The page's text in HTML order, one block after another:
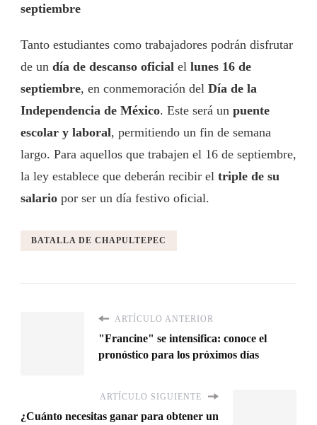
septiembre
Tanto estudiantes como trabajadores podrán disfrutar
de un día de descanso oficial el lunes 16 de
septiembre, en conmemoración del Día de la
Independencia de México. Este será un puente
escolar y laboral, permitiendo un fin de semana
largo. Para aquellos que trabajen el 16 de septiembre,
la ley establece que deberán recibir el triple de su
salario por ser un día festivo oficial.
BATALLA DE CHAPULTEPEC
ARTÍCULO ANTERIOR
"Francine" se intensifica: conoce el
pronóstico para los próximos días
ARTÍCULO SIGUIENTE
¿Cuánto necesitas ganar para obtener un